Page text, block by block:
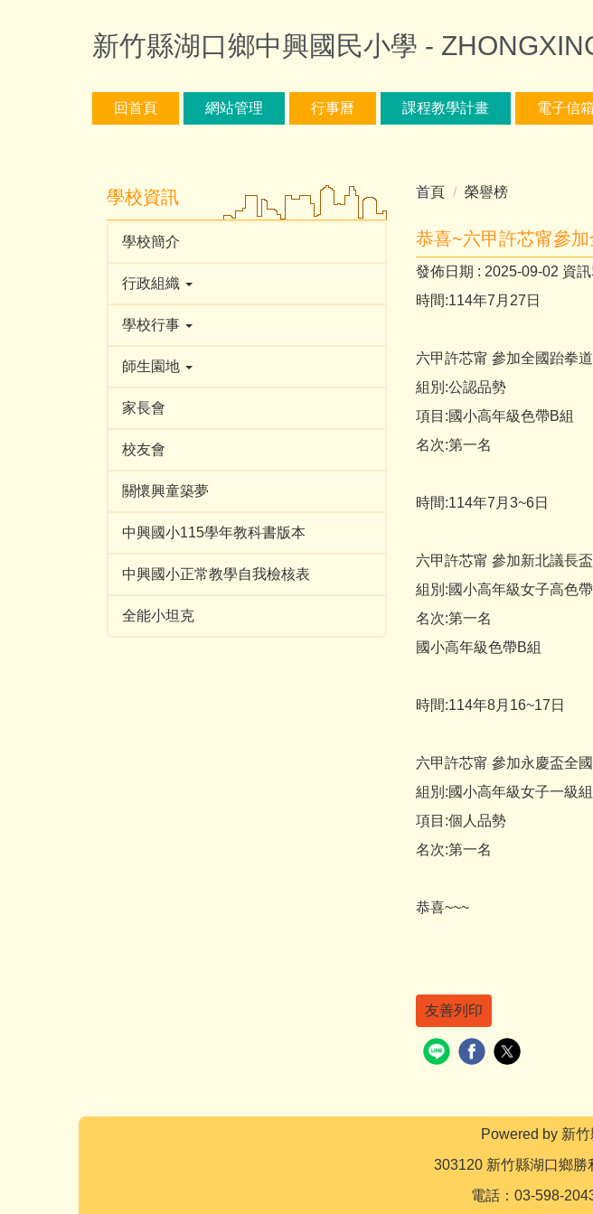
新竹縣湖口鄉中興國民小學 -
回首頁 網站管理 行事曆 課程教學計畫 電子信箱
學校資訊
學校簡介
行政組織
學校行事
師生園地
家長會
校友會
關懷興童築夢
中興國小115學年教科書版本
中興國小正常教學自我檢核表
全能小坦克
首頁 榮譽榜
恭喜~六甲許芯甯參
發佈日期 : 2025-09-02 資
時間:114年7月27日
六甲許芯甯 參加全國跆拳
組別:公認品勢
項目:國小高年級色帶B組
名次:第一名
時間:114年7月3~6日
六甲許芯甯 參加新北議長
組別:國小高年級女子高色帶
名次:第一名
國小高年級色帶B組
時間:114年8月16~17日
六甲許芯甯 參加永慶盃全
組別:國小高年級女子一級組
項目:個人品勢
名次:第一名
恭喜~~~
友善列印
Powered by 新
303120 新竹縣湖口鄉
電話：03-598-